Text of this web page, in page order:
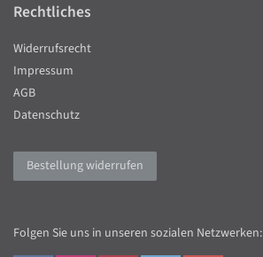
Rechtliches
Widerrufsrecht
Impressum
AGB
Datenschutz
Bestellung widerrufen
Folgen Sie uns in unseren sozialen Netzwerken: